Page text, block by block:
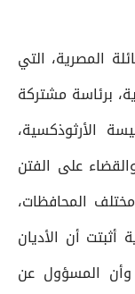
المصرية، التي
برئاسة مشتركة
الأرثوذكسية،
على الفتن
المحافظات،
أثبتت أن الأديان
المسؤول عن